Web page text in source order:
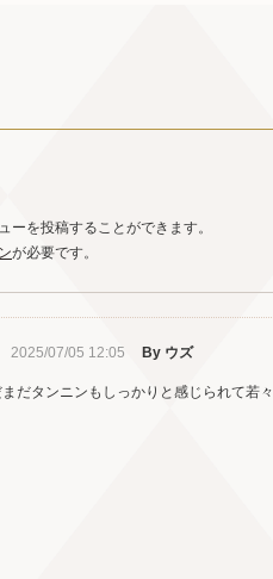
ーを投稿することができます。
が必要です。
2025/07/05 12:05 By ウズ
だタンニンもしっかりと感じられて若